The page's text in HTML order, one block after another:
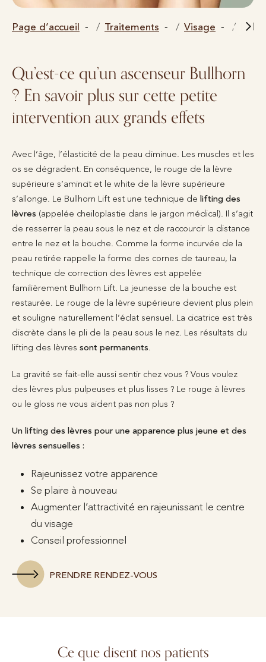
Page d’accueil Traitements Visage
Qu’est-ce qu’un ascenseur Bullhorn
? En savoir plus sur cette petite
intervention aux grands effets
Avec l’âge, l’élasticité de la peau diminue. Les muscles et les
os se dégradent. En conséquence, le rouge de la lèvre
supérieure s’amincit et le white de la lèvre supérieure
s’allonge. Le Bullhorn Lift est une technique de lifting des
lèvres (appelée cheiloplastie dans le jargon médical). Il s’agit
de resserrer la peau sous le nez et de raccourcir la distance
entre le nez et la bouche. Comme la forme incurvée de la
peau retirée rappelle la forme des cornes de taureau, la
technique de correction des lèvres est appelée
familièrement Bullhorn Lift. La jeunesse de la bouche est
restaurée. Le rouge de la lèvre supérieure devient plus plein
et souligne naturellement l’éclat sensuel. La cicatrice est très
discrète dans le pli de la peau sous le nez. Les résultats du
lifting des lèvres sont permanents.
La gravité se fait-elle aussi sentir chez vous ? Vous voulez
des lèvres plus pulpeuses et plus lisses ? Le rouge à lèvres
ou le gloss ne vous aident pas non plus ?
Un lifting des lèvres pour une apparence plus jeune et des
lèvres sensuelles :
Rajeunissez votre apparence
Se plaire à nouveau
Augmenter l’attractivité en rajeunissant le centre
du visage
Conseil professionnel
PRENDRE RENDEZ-VOUS
Ce que disent nos patients